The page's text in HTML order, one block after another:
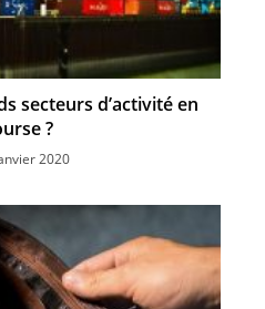
secteurs d’activité en
?
2020